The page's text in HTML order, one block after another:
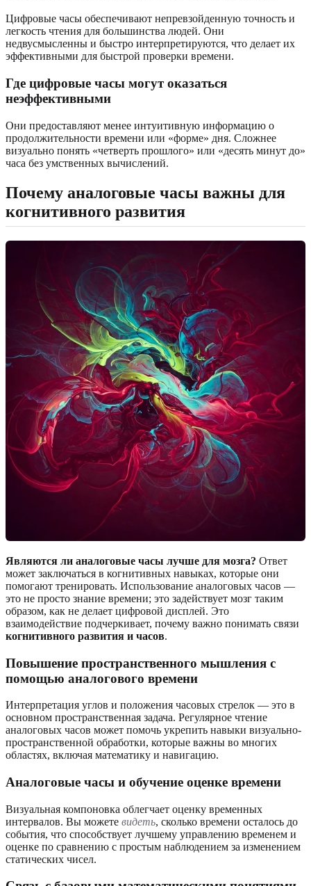
Цифровые часы обеспечивают непревзойденную точность и
легкость чтения для большинства людей. Они
недвусмысленны и быстро интерпретируются, что делает их
эффективными для быстрой проверки времени.
Где цифровые часы могут оказаться
неэффективными
Они предоставляют менее интуитивную информацию о
продолжительности времени или «форме» дня. Сложнее
визуально понять «четверть прошлого» или «десять минут до»
часа без умственных вычислений.
Почему аналоговые часы важны для
когнитивного развития
Являются ли аналоговые часы лучше для мозга? Ответ
может заключаться в когнитивных навыках, которые они
помогают тренировать. Использование аналоговых часов —
это не просто знание времени; это задействует мозг таким
образом, как не делает цифровой дисплей. Это
взаимодействие подчеркивает, почему важно понимать связи
когнитивного развития и часов.
Повышение пространственного мышления с
помощью аналогового времени
Интерпретация углов и положения часовых стрелок — это в
основном пространственная задача. Регулярное чтение
аналоговых часов может помочь укрепить навыки визуально-
пространственной обработки, которые важны во многих
областях, включая математику и навигацию.
Аналоговые часы и обучение оценке времени
Визуальная компоновка облегчает оценку временных
интервалов. Вы можете видеть, сколько времени осталось до
события, что способствует лучшему управлению временем и
оценке по сравнению с простым наблюдением за изменением
статических чисел.